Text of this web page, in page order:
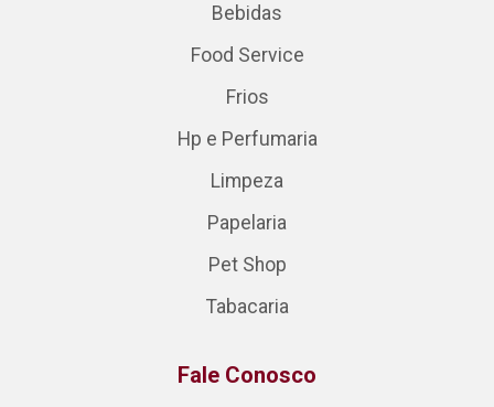
Bebidas
Food Service
Frios
Hp e Perfumaria
Limpeza
Papelaria
Pet Shop
Tabacaria
Fale Conosco